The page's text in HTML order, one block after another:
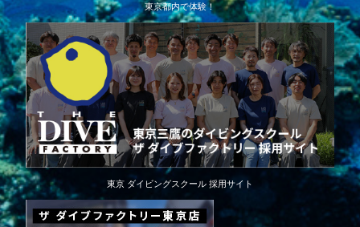
東京都内で体験！
東京 ダイビングスクール 採用サイト